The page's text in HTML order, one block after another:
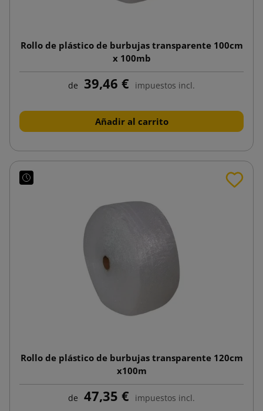
Rollo de plástico de burbujas transparente 100cm
x 100mb
de 39,46 € impuestos incl.
Añadir al carrito
Rollo de plástico de burbujas transparente 120cm
x100m
de 47,35 € impuestos incl.